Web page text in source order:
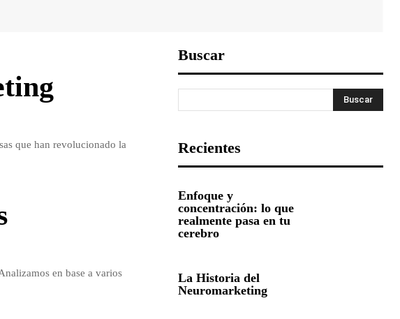
que han revolucionado la
en base a varios
Buscar
Buscar
Recientes
Enfoque y
concentración: lo que
realmente pasa en tu
cerebro
La Historia del
Neuromarketing